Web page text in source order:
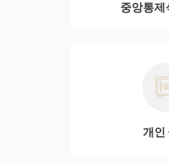
중앙통제
개인